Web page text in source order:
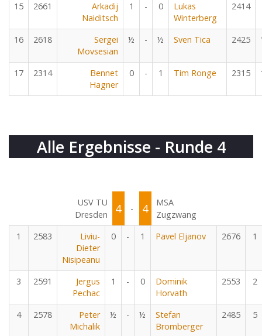
15 2661
Arkadij
Naiditsch
1 - 0
Lukas
Winterberg
2414
16 2618
Sergei
Movsesian
½ - ½ Sven Tica 2425
17 2314
Bennet
Hagner
0 - 1 Tim Ronge 2315
Alle Ergebnisse - Runde 4
USV TU
Dresden
4 - 4
MSA
Zugzwang
1
2583
Liviu-
Dieter
Nisipeanu
0 - 1 Pavel Eljanov 2676 1
3 2591
Jergus
Pechac
1 - 0
Dominik
Horvath
2553 2
4 2578
Peter
Michalik
½ - ½
Stefan
Bromberger
2485 5